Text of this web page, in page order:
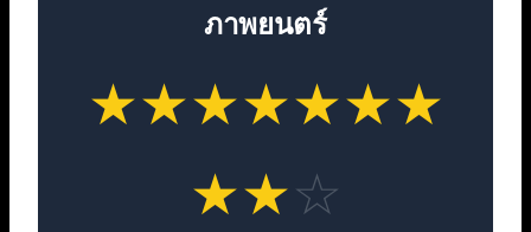
ภาพยนตร์
★★★★★★★
★★☆